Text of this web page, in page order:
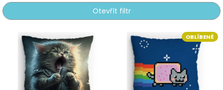
p
r
Otevřít filtr
OBLÍBENÉ